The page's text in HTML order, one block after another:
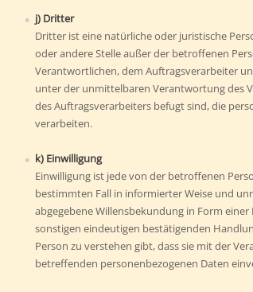
j) Dritter
Dritter ist eine natürliche oder juristische
oder andere Stelle außer der betroffenen
Verantwortlichen, dem Auftragsverarbeiter
unter der unmittelbaren Verantwortung des
des Auftragsverarbeiters befugt sind, die
verarbeiten.
k) Einwilligung
Einwilligung ist jede von der betroffenen
bestimmten Fall in informierter Weise und
abgegebene Willensbekundung in Form
sonstigen eindeutigen bestätigenden
Person zu verstehen gibt, dass sie mit der
betreffenden personenbezogenen Daten